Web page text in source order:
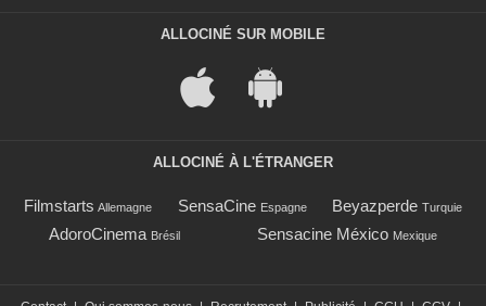
ALLOCINÉ SUR MOBILE
ALLOCINÉ À L'ÉTRANGER
Filmstarts Allemagne SensaCine Espagne Beyazperde Turquie
AdoroCinema Brésil Sensacine México Mexique